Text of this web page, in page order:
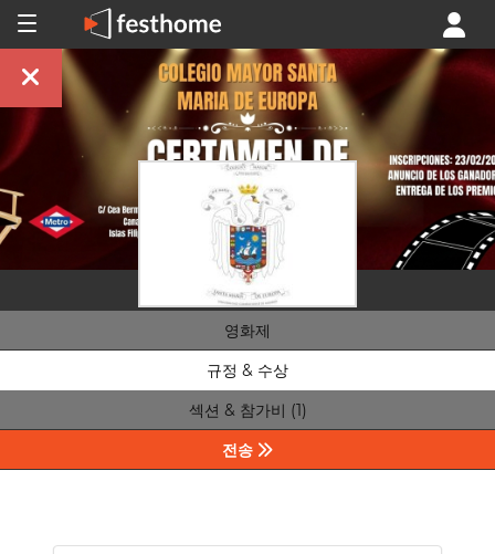
영화제
규정 & 수상
섹션 & 참가비 (1)
전송